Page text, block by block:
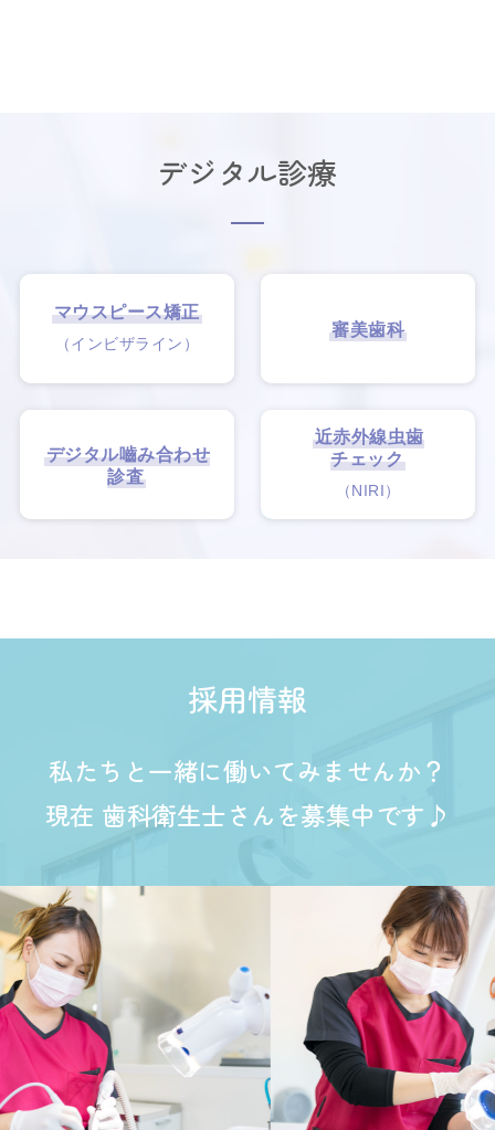
デジタル診療
マウスピース矯正
（インビザライン）
審美歯科
デジタル嚙み合わせ
診査
近赤外線虫歯
チェック
（NIRI）
採用情報
私たちと一緒に働いてみませんか？
現在 歯科衛生士さんを募集中です♪